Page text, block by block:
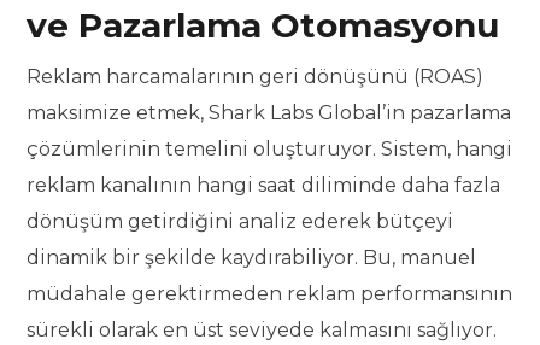
ve Pazarlama Otomasyonu
Reklam harcamalarının geri dönüşünü (ROAS)
maksimize etmek, Shark Labs Global’in pazarlama
çözümlerinin temelini oluşturuyor. Sistem, hangi
reklam kanalının hangi saat diliminde daha fazla
dönüşüm getirdiğini analiz ederek bütçeyi
dinamik bir şekilde kaydırabiliyor. Bu, manuel
müdahale gerektirmeden reklam performansının
sürekli olarak en üst seviyede kalmasını sağlıyor.